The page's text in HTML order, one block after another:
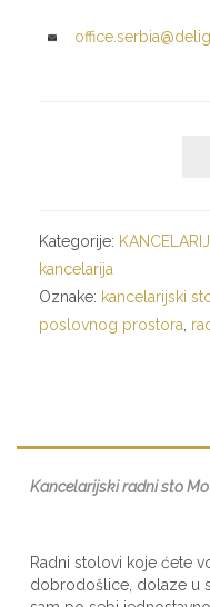
Kategorije:
kancelarija
Oznake: kancelarijski
poslovnog prostora
Kancelarijski radni sto
Radni stolovi koje ćete
dobrodošlice, dolaze u